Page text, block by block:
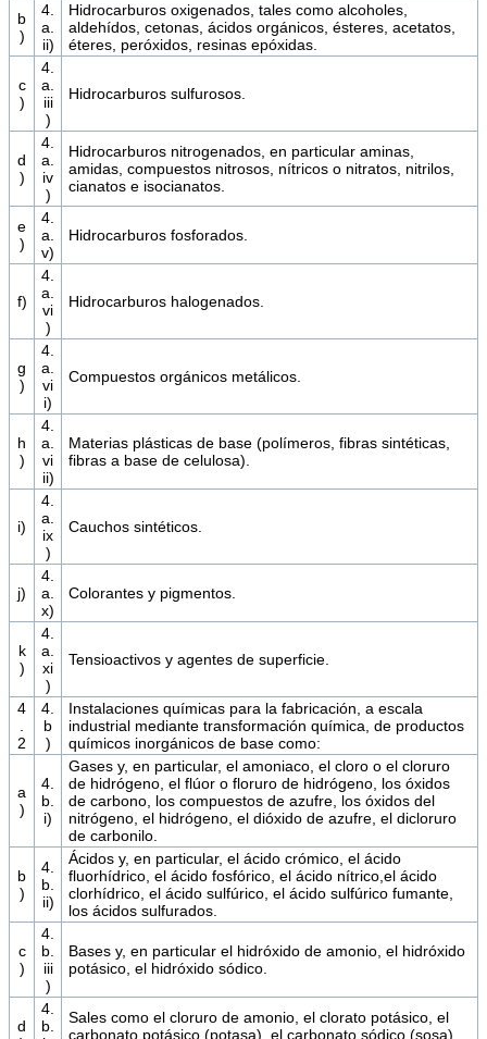
b
)
4.
a.
ii)
Hidrocarburos oxigenados, tales como alcoholes,
aldehídos, cetonas, ácidos orgánicos, ésteres, acetatos,
éteres, peróxidos, resinas epóxidas.
c
)
4.
a.
iii
)
Hidrocarburos sulfurosos.
d
)
4.
a.
iv
)
Hidrocarburos nitrogenados, en particular aminas,
amidas, compuestos nitrosos, nítricos o nitratos, nitrilos,
cianatos e isocianatos.
e
)
4.
a.
v)
Hidrocarburos fosforados.
f)
4.
a.
vi
)
Hidrocarburos halogenados.
g
)
4.
a.
vi
i)
Compuestos orgánicos metálicos.
h
)
4.
a.
vi
ii)
Materias plásticas de base (polímeros, fibras sintéticas,
fibras a base de celulosa).
i)
4.
a.
ix
)
Cauchos sintéticos.
j)
4.
a.
x)
Colorantes y pigmentos.
k
)
4.
a.
xi
)
Tensioactivos y agentes de superficie.
4
.
2
4.
b
)
Instalaciones químicas para la fabricación, a escala
industrial mediante transformación química, de productos
químicos inorgánicos de base como:
a
)
4.
b.
i)
Gases y, en particular, el amoniaco, el cloro o el cloruro
de hidrógeno, el flúor o floruro de hidrógeno, los óxidos
de carbono, los compuestos de azufre, los óxidos del
nitrógeno, el hidrógeno, el dióxido de azufre, el dicloruro
de carbonilo.
b
)
4.
b.
ii)
Ácidos y, en particular, el ácido crómico, el ácido
fluorhídrico, el ácido fosfórico, el ácido nítrico,el ácido
clorhídrico, el ácido sulfúrico, el ácido sulfúrico fumante,
los ácidos sulfurados.
c
)
4.
b.
iii
)
Bases y, en particular el hidróxido de amonio, el hidróxido
potásico, el hidróxido sódico.
d
4.
b.
Sales como el cloruro de amonio, el clorato potásico, el
carbonato potásico (potasa), el carbonato sódico (sosa),